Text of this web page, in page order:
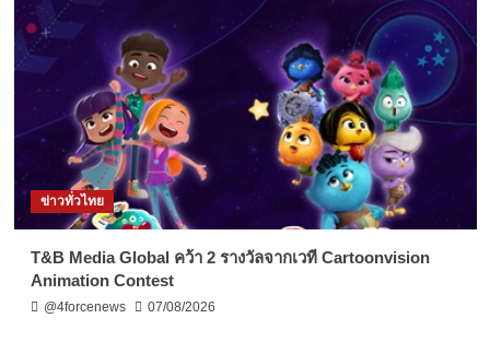
ข่าวทั่วไทย
T&B Media Global คว้า 2 รางวัลจากเวที Cartoonvision
Animation Contest
@4forcenews 07/08/2026